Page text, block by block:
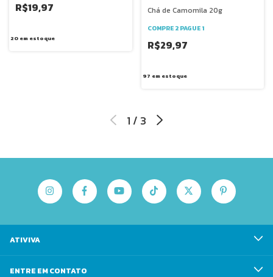
R$19,97
20em estoque
Chá de Camomila 20g
COMPRE 2 PAGUE 1
R$29,97
97 em estoque
1 / 3
ATIVIVA
ENTRE EM CONTATO